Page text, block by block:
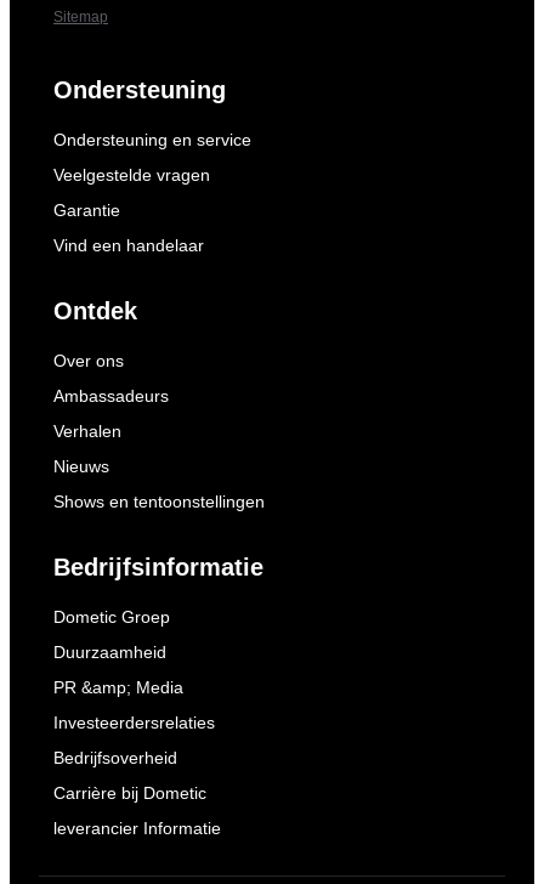
Sitemap
Ondersteuning
Ondersteuning en service
Veelgestelde vragen
Garantie
Vind een handelaar
Ontdek
Over ons
Ambassadeurs
Verhalen
Nieuws
Shows en tentoonstellingen
Bedrijfsinformatie
Dometic Groep
Duurzaamheid
PR &amp; Media
Investeerdersrelaties
Bedrijfsoverheid
Carrière bij Dometic
leverancier Informatie